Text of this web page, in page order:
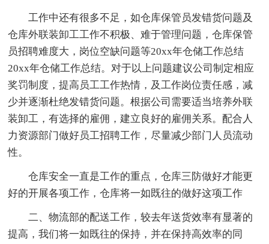
工作中还有很多不足，如仓库保管员发错货问题及
仓库外联装卸工工作不积极、难于管理问题，仓库保管
员招聘难度大，岗位空缺问题等20xx年仓储工作总结
20xx年仓储工作总结。对于以上问题建议公司制定相应
奖罚制度，提高员工工作热情，及工作岗位责任感，减
少并逐渐杜绝发错货问题。根据公司需要适当培养外联
装卸工，有选择的雇佣，建立良好的雇佣关系。配合人
力资源部门做好员工招聘工作，尽量减少部门人员流动
性。
仓库安全一直是工作的重点，仓库三防做好才能更
好的开展各项工作，仓库将一如既往的做好这项工作
二、物流部的配送工作，较去年送货效率有显著的
提高，我们将一如既往的保持，并在保持高效率的同